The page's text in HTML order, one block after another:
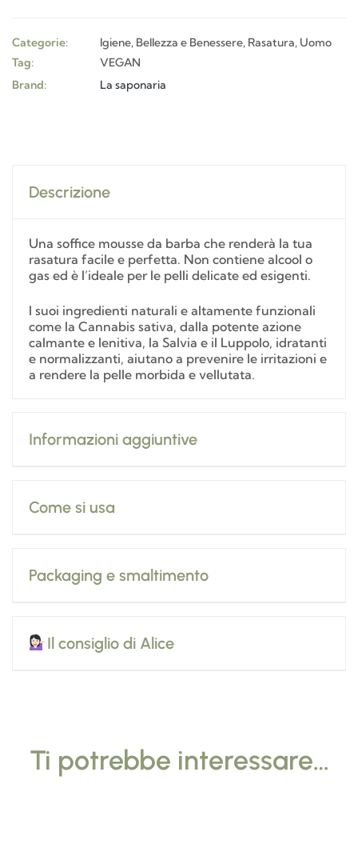
Categorie: Igiene, Bellezza e Benessere, Rasatura, Uomo
Tag:
VEGAN
Brand:
La saponaria
Descrizione
Una soffice mousse da barba che renderà la tua
rasatura facile e perfetta. Non contiene alcool o
gas ed è l’ideale per le pelli delicate ed esigenti.
I suoi ingredienti naturali e altamente funzionali
come la Cannabis sativa, dalla potente azione
calmante e lenitiva, la Salvia e il Luppolo, idratanti
e normalizzanti, aiutano a prevenire le irritazioni e
a rendere la pelle morbida e vellutata.
Informazioni aggiuntive
Come si usa
Packaging e smaltimento
Il consiglio di Alice
Ti potrebbe interessare…